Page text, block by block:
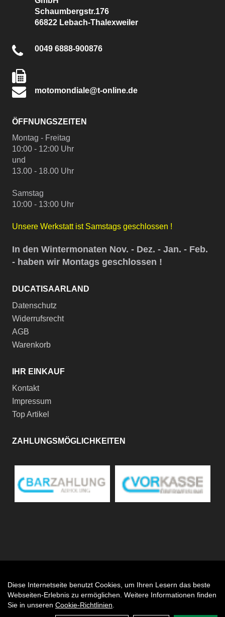
Schaumbergstr.176
66822 Lebach-Thalexweiler
0049 6888-900876
motomondiale@t-online.de
ÖFFNUNGSZEITEN
Montag - Freitag
10:00 - 12:00 Uhr
und
13.00 - 18.00 Uhr
Samstag
10:00 - 13:00 Uhr
Unsere Werkstatt ist Samstags geschlossen !
In den Wintermonaten Nov. - Dez. - Jan. - Feb.
- haben wir Montags geschlossen !
DUCATISAARLAND
Datenschutz
Widerrufsrecht
AGB
Warenkorb
IHR EINKAUF
Kontakt
Impressum
Top Artikel
ZAHLUNGSMÖGLICHKEITEN
Diese Internetseite benutzt Cookies, um Ihren Lesern das beste
Webseiten-Erlebnis zu ermöglichen. Weitere Informationen finden
Sie in unseren Cookie-Richtlinien
Auftrag widerrufen